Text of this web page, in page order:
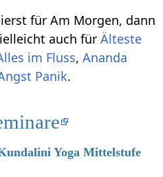
für Am Morgen, dann
auch fürÄlteste
im Fluss,Ananda
Panik.
Yoga Mittelstufe